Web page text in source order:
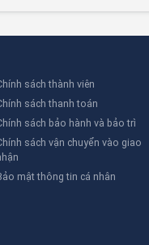
sách thành viên
sách thanh toán
sách bảo hành và bảo trì
sách vận chuyển vào giao
mật thông tin cá nhân